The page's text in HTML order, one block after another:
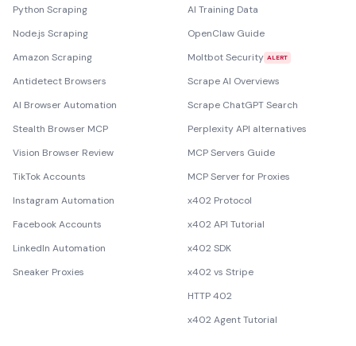
Python Scraping
Node.js Scraping
Amazon Scraping
Antidetect Browsers
AI Browser Automation
Stealth Browser MCP
Vision Browser Review
TikTok Accounts
Instagram Automation
Facebook Accounts
LinkedIn Automation
Sneaker Proxies
AI Training Data
OpenClaw Guide
Moltbot Security ALERT
Scrape AI Overviews
Scrape ChatGPT Search
Perplexity API alternatives
MCP Servers Guide
MCP Server for Proxies
x402 Protocol
x402 API Tutorial
x402 SDK
x402 vs Stripe
HTTP 402
x402 Agent Tutorial